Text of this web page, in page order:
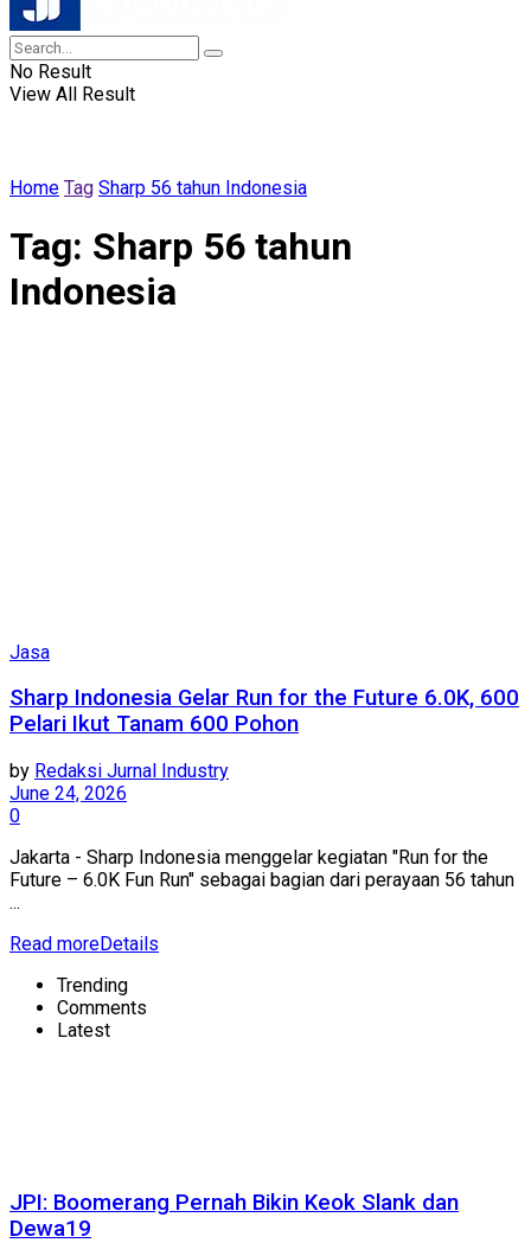
No Result
View All Result
Home Tag Sharp 56 tahun Indonesia
Tag: Sharp 56 tahun
Indonesia
Jasa
Sharp Indonesia Gelar Run for the Future 6.0K, 600
Pelari Ikut Tanam 600 Pohon
by Redaksi Jurnal Industry
June 24, 2026
0
Jakarta - Sharp Indonesia menggelar kegiatan "Run for the
Future – 6.0K Fun Run" sebagai bagian dari perayaan 56 tahun
...
Read moreDetails
Trending
Comments
Latest
JPI: Boomerang Pernah Bikin Keok Slank dan
Dewa19